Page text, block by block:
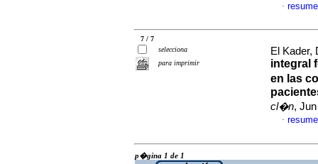
·
7 / 7
selecciona
para imprimir
El Kader,
integral
en las
cl�n,
·
p�gina 1 de 1